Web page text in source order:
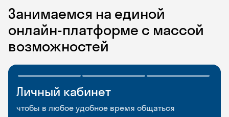
Занимаемся на единой
онлайн-платформе с массой
возможностей
Личный кабинет
чтобы в любое удобное время общаться
Мобильное
приложение
Разговорные клубы
и Talks